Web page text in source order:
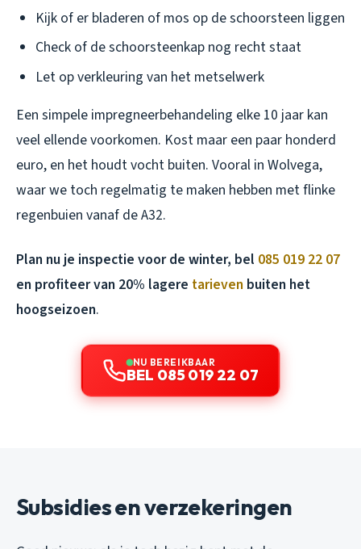
Kijk of er bladeren of mos op de schoorsteen liggen
Check of de schoorsteenkap nog recht staat
Let op verkleuring van het metselwerk
Een simpele impregneerbehandeling elke 10 jaar kan
veel ellende voorkomen. Kost maar een paar honderd
euro, en het houdt vocht buiten. Vooral in Wolvega,
waar we toch regelmatig te maken hebben met flinke
regenbuien vanaf de A32.
Plan nu je inspectie voor de winter, bel 085 019 22 07
en profiteer van 20% lagere tarieven buiten het
hoogseizoen.
NU BEREIKBAAR
BEL 085 019 22 07
Subsidies en verzekeringen